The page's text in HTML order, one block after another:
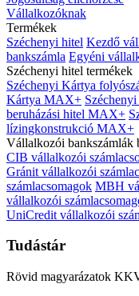
Vállalkozóknak
Termékek
Széchenyi hitel Kezdő
bankszámla Egyéni
Széchenyi hitel termékek
Széchenyi Kártya
Kártya MAX+
beruházási hitel MAX+
lízingkonstrukció MAX+
Vállalkozói bankszámlák
CIB vállalkozói
Gránit vállalkozói
számlacsomagok MBH
vállalkozói
UniCredit vállalkozói
Tudástár
Rövid magyarázatok